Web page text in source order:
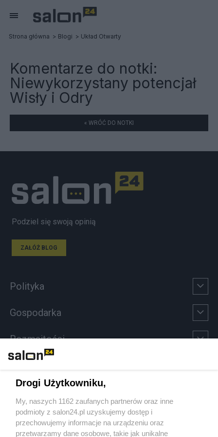
Strona główna Blogi Układ Otwarty
Komentarze do notki:
Niewykorzystany potencjał
Wisły i Odry
« WRÓĆ DO NOTKI
Podziel się swoją opinią
ZAŁÓŻ BLOG
Polityka
Gospodarka
Rozmaitości
Sport
Społeczeństwo
Drogi Użytkowniku,
My, naszych 1162 zaufanych partnerów oraz inne
podmioty z salon24.pl uzyskujemy dostęp i
przechowujemy informacje na urządzeniu oraz
przetwarzamy dane osobowe, takie jak unikalne